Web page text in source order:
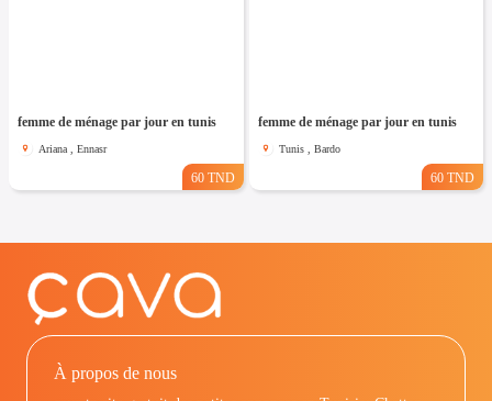
femme de ménage par jour en tunis
Ariana , Ennasr
60 TND
femme de ménage par jour en tunis
Tunis , Bardo
60 TND
À propos de nous